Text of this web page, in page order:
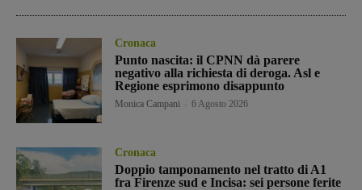
Cronaca
Punto nascita: il CPNN dà parere
negativo alla richiesta di deroga. Asl e
Regione esprimono disappunto
Monica Campani 6 Agosto 2026
Cronaca
Doppio tamponamento nel tratto di A1
fra Firenze sud e Incisa: sei persone ferite